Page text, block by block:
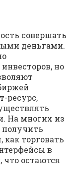
совершать
деньгами.
но
ресурс,
На многих из
торговать
в
что остаются